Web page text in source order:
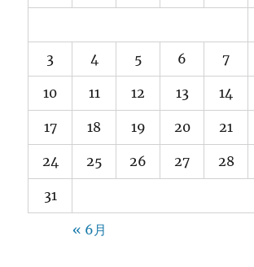
3 4 5 6 7
10 11 12 13 14
17 18 19 20 21
24 25 26 27 28
31
« 6月